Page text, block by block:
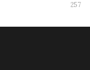
257